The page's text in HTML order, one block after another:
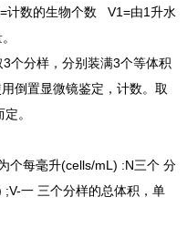
计数的生物个数 V1=由1升水
个分样，分别装满3个等体积
倒置显微镜鉴定，计数。取
。
个每毫升(cells/mL) :N三个 分
一 三个分样的总体积，单